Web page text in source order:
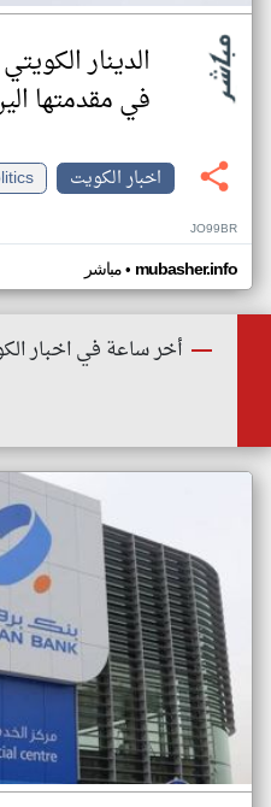
في مقدمتها
اخبار الكويت
JO99BR
مباشر• mubasher.info
أخر ساعة في اخبار